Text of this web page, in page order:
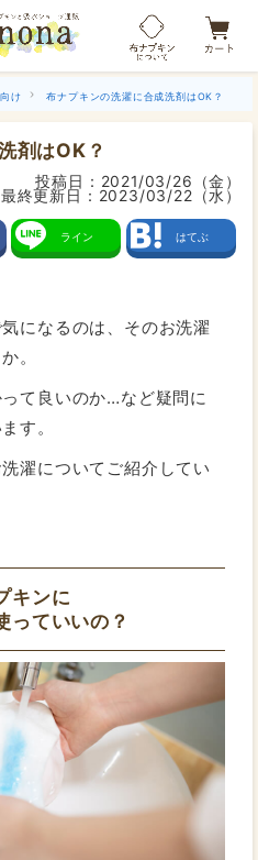
け 布ナプキンの洗濯に合成洗剤はOK？
剤はOK？
投稿日： 2021/03/26（金）
最終更新日： 2023/03/22（水）
ライン はてぶ
になるのは、そのお洗濯
。
て良いのか…など疑問に
す。
濯についてご紹介してい
キンに
っていいの？